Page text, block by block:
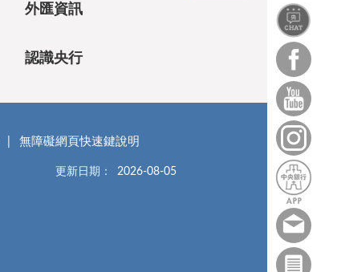
外匯資訊
認識央行
無障礙網頁快速鍵說明
更新日期： 2026-08-05